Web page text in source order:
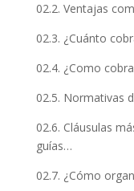
02.2. Ventajas
02.3. ¿Cuánto
02.4. ¿Como
02.5. Normativas
02.6. Cláusulas
guías…
02.7. ¿Cómo